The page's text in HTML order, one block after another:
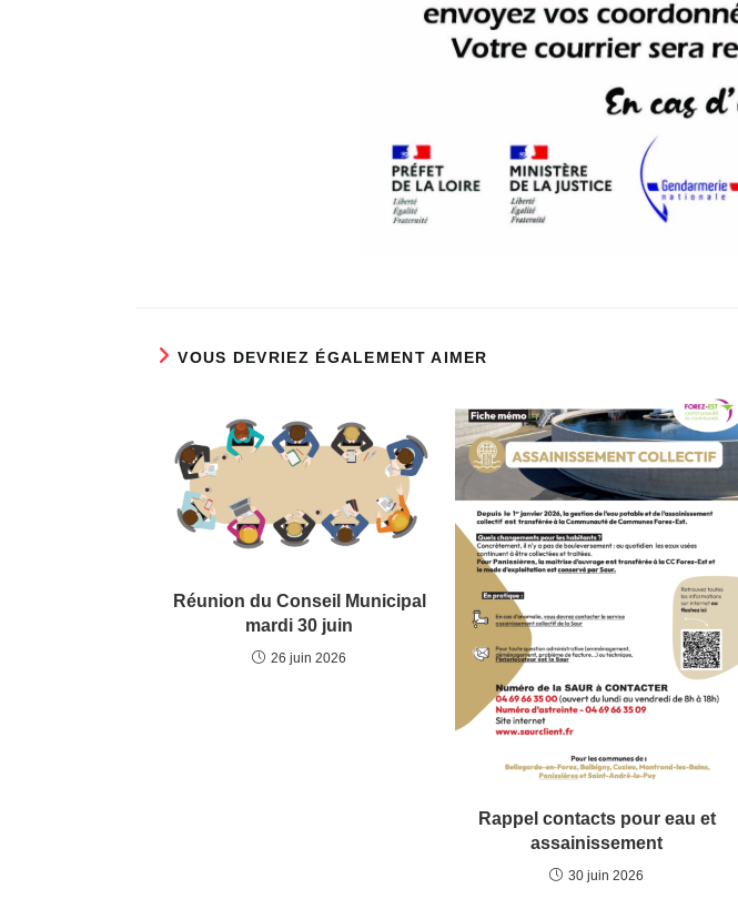
VOUS DEVRIEZ ÉGALEMENT AIMER
Réunion du Conseil Municipal
mardi 30 juin
26 juin 2026
Rappel contacts pour eau et
assainissement
30 juin 2026